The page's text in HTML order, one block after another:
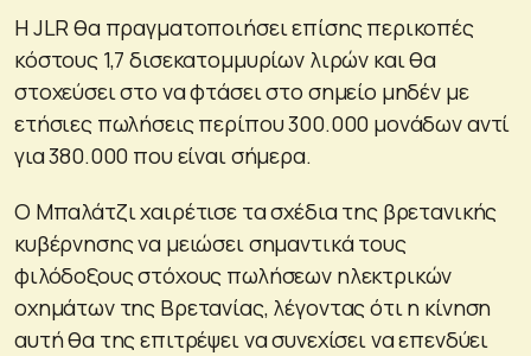
Η JLR θα πραγματοποιήσει επίσης περικοπές
κόστους 1,7 δισεκατομμυρίων λιρών και θα
στοχεύσει στο να φτάσει στο σημείο μηδέν με
ετήσιες πωλήσεις περίπου 300.000 μονάδων αντί
για 380.000 που είναι σήμερα.
Ο Μπαλάτζι χαιρέτισε τα σχέδια της βρετανικής
κυβέρνησης να μειώσει σημαντικά τους
φιλόδοξους στόχους πωλήσεων ηλεκτρικών
οχημάτων της Βρετανίας, λέγοντας ότι η κίνηση
αυτή θα της επιτρέψει να συνεχίσει να επενδύει